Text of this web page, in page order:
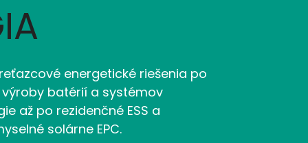
energetické riešenia po
batérií a systémov
až po rezidenčné ESS a
solárne EPC.